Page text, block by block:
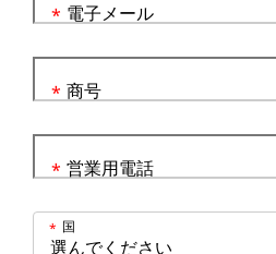
電子メール
*
商号
*
営業用電話
*
国
*